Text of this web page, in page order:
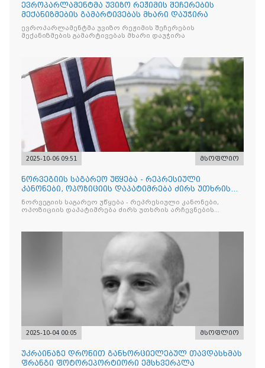
ევროპარლამენტმა უვიზო რეჟიმის შეჩერების
მექანიზმების გამარტივებას მხარი დაუჭირა
ევროპარლამენტმა უვიზო რეჟიმის შეჩერების
მექანიზმების გამარტივებას მხარი დაუჭირა
2025-10-06 09:51 მსოფლიო
ნორვეგიის საგარეო უწყება - რეპრესიული
კანონები, ოპოზიციის დაპატიმრება ძირს უთხრის
არჩევნების ნდობას
ნორვეგიის საგარეო უწყება - რეპრესიული კანონები,
ოპოზიციის დაპატიმრება ძირს უთხრის არჩევნების
2025-10-04 00:05 მსოფლიო
უკრაინაზე დრონით განხორციელებულ თავდასხმას
ფრანგი ფოტორეპორტიორი ემსხვერპლა